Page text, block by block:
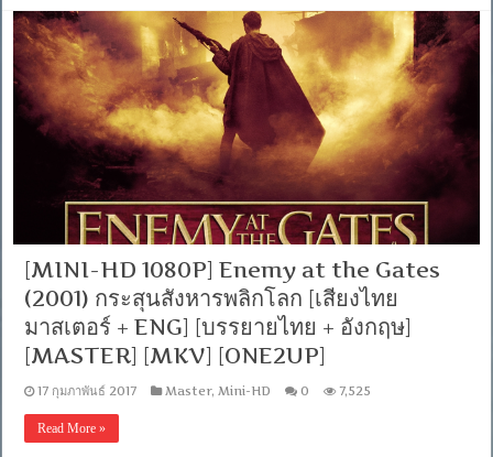
Lord
of
the
Rings
The
Fellowship
of
the
Ring
(2001)
อภินิหาร
แหวน
ครอง
พิภพ
[พากย์
ไทย5.1+อังกฤษDTS]
[SubThai+Eng]
[MASTER]
[MKV]
[ONE2UP]
[MINI-HD 1080P] Enemy at the Gates
(2001) กระสุนสังหารพลิกโลก [เสียงไทย
มาสเตอร์ + ENG] [บรรยายไทย + อังกฤษ]
[MASTER] [MKV] [ONE2UP]
17 กุมภาพันธ์ 2017 Master,Mini-HD 0 7,525
Read More »